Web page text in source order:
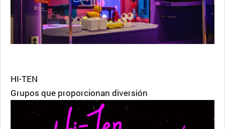
HI-TEN
Grupos que proporcionan diversión